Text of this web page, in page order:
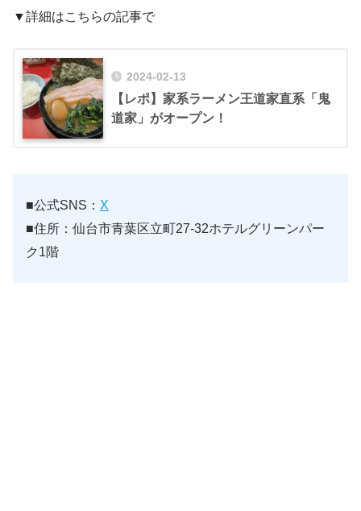
▼詳細はこちらの記事で
2024-02-13
【レポ】家系ラーメン王道家直系「鬼
道家」がオープン！
■公式SNS： X
■住所：仙台市青葉区立町27-32ホテルグリーンパー
ク1階